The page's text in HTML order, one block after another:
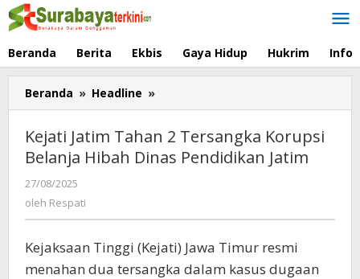
Lewati
ke
Beranda Berita Ekbis Gaya Hidup Hukrim Info
Beranda » Headline »
Jatim
2
Tersangka
Pendidikan
Jatim
Kejati Jatim Tahan 2 Tersangka Korupsi
Belanja Hibah Dinas Pendidikan Jatim
27/08/2025
oleh Respati
Kejaksaan Tinggi (Kejati) Jawa Timur resmi
menahan dua tersangka dalam kasus dugaan